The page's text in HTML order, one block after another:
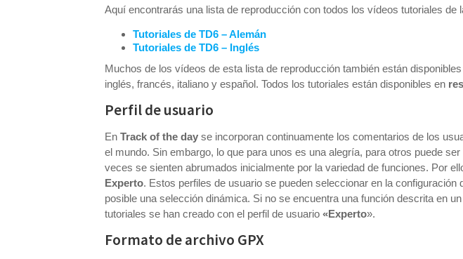
Aquí encontrarás una lista de reproducción con todos los vídeos tutoriales de
Tutoriales de TD6 – Alemán
Tutoriales de TD6 – Inglés
Muchos de los vídeos de esta lista de reproducción también están
inglés, francés, italiano y español. Todos los tutoriales están disponibles en
Perfil de usuario
EnTrack of the day se incorporan continuamente los comentarios de los
el mundo. Sin embargo, lo que para unos es una alegría, para otros puede
veces se sienten abrumados inicialmente por la variedad de funciones. Por
Experto. Estos perfiles de usuario se pueden seleccionar en la
posible una selección dinámica. Si no se encuentra una función descrita en
tutoriales se han creado con el perfil de usuario«Experto».
Formato de archivo GPX